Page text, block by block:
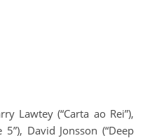
Lawtey (“Carta ao Rei”),
David Jonsson (“Deep